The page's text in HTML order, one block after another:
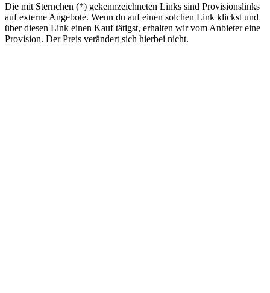
Die mit Sternchen (*) gekennzeichneten Links sind Provisionslinks
auf externe Angebote. Wenn du auf einen solchen Link klickst und
über diesen Link einen Kauf tätigst, erhalten wir vom Anbieter eine
Provision. Der Preis verändert sich hierbei nicht.